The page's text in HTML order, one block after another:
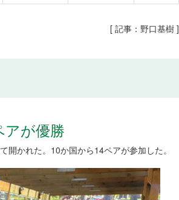
[ 記事：野口基樹 ]
が優勝
かれた。10か国から14ペアが参加した。